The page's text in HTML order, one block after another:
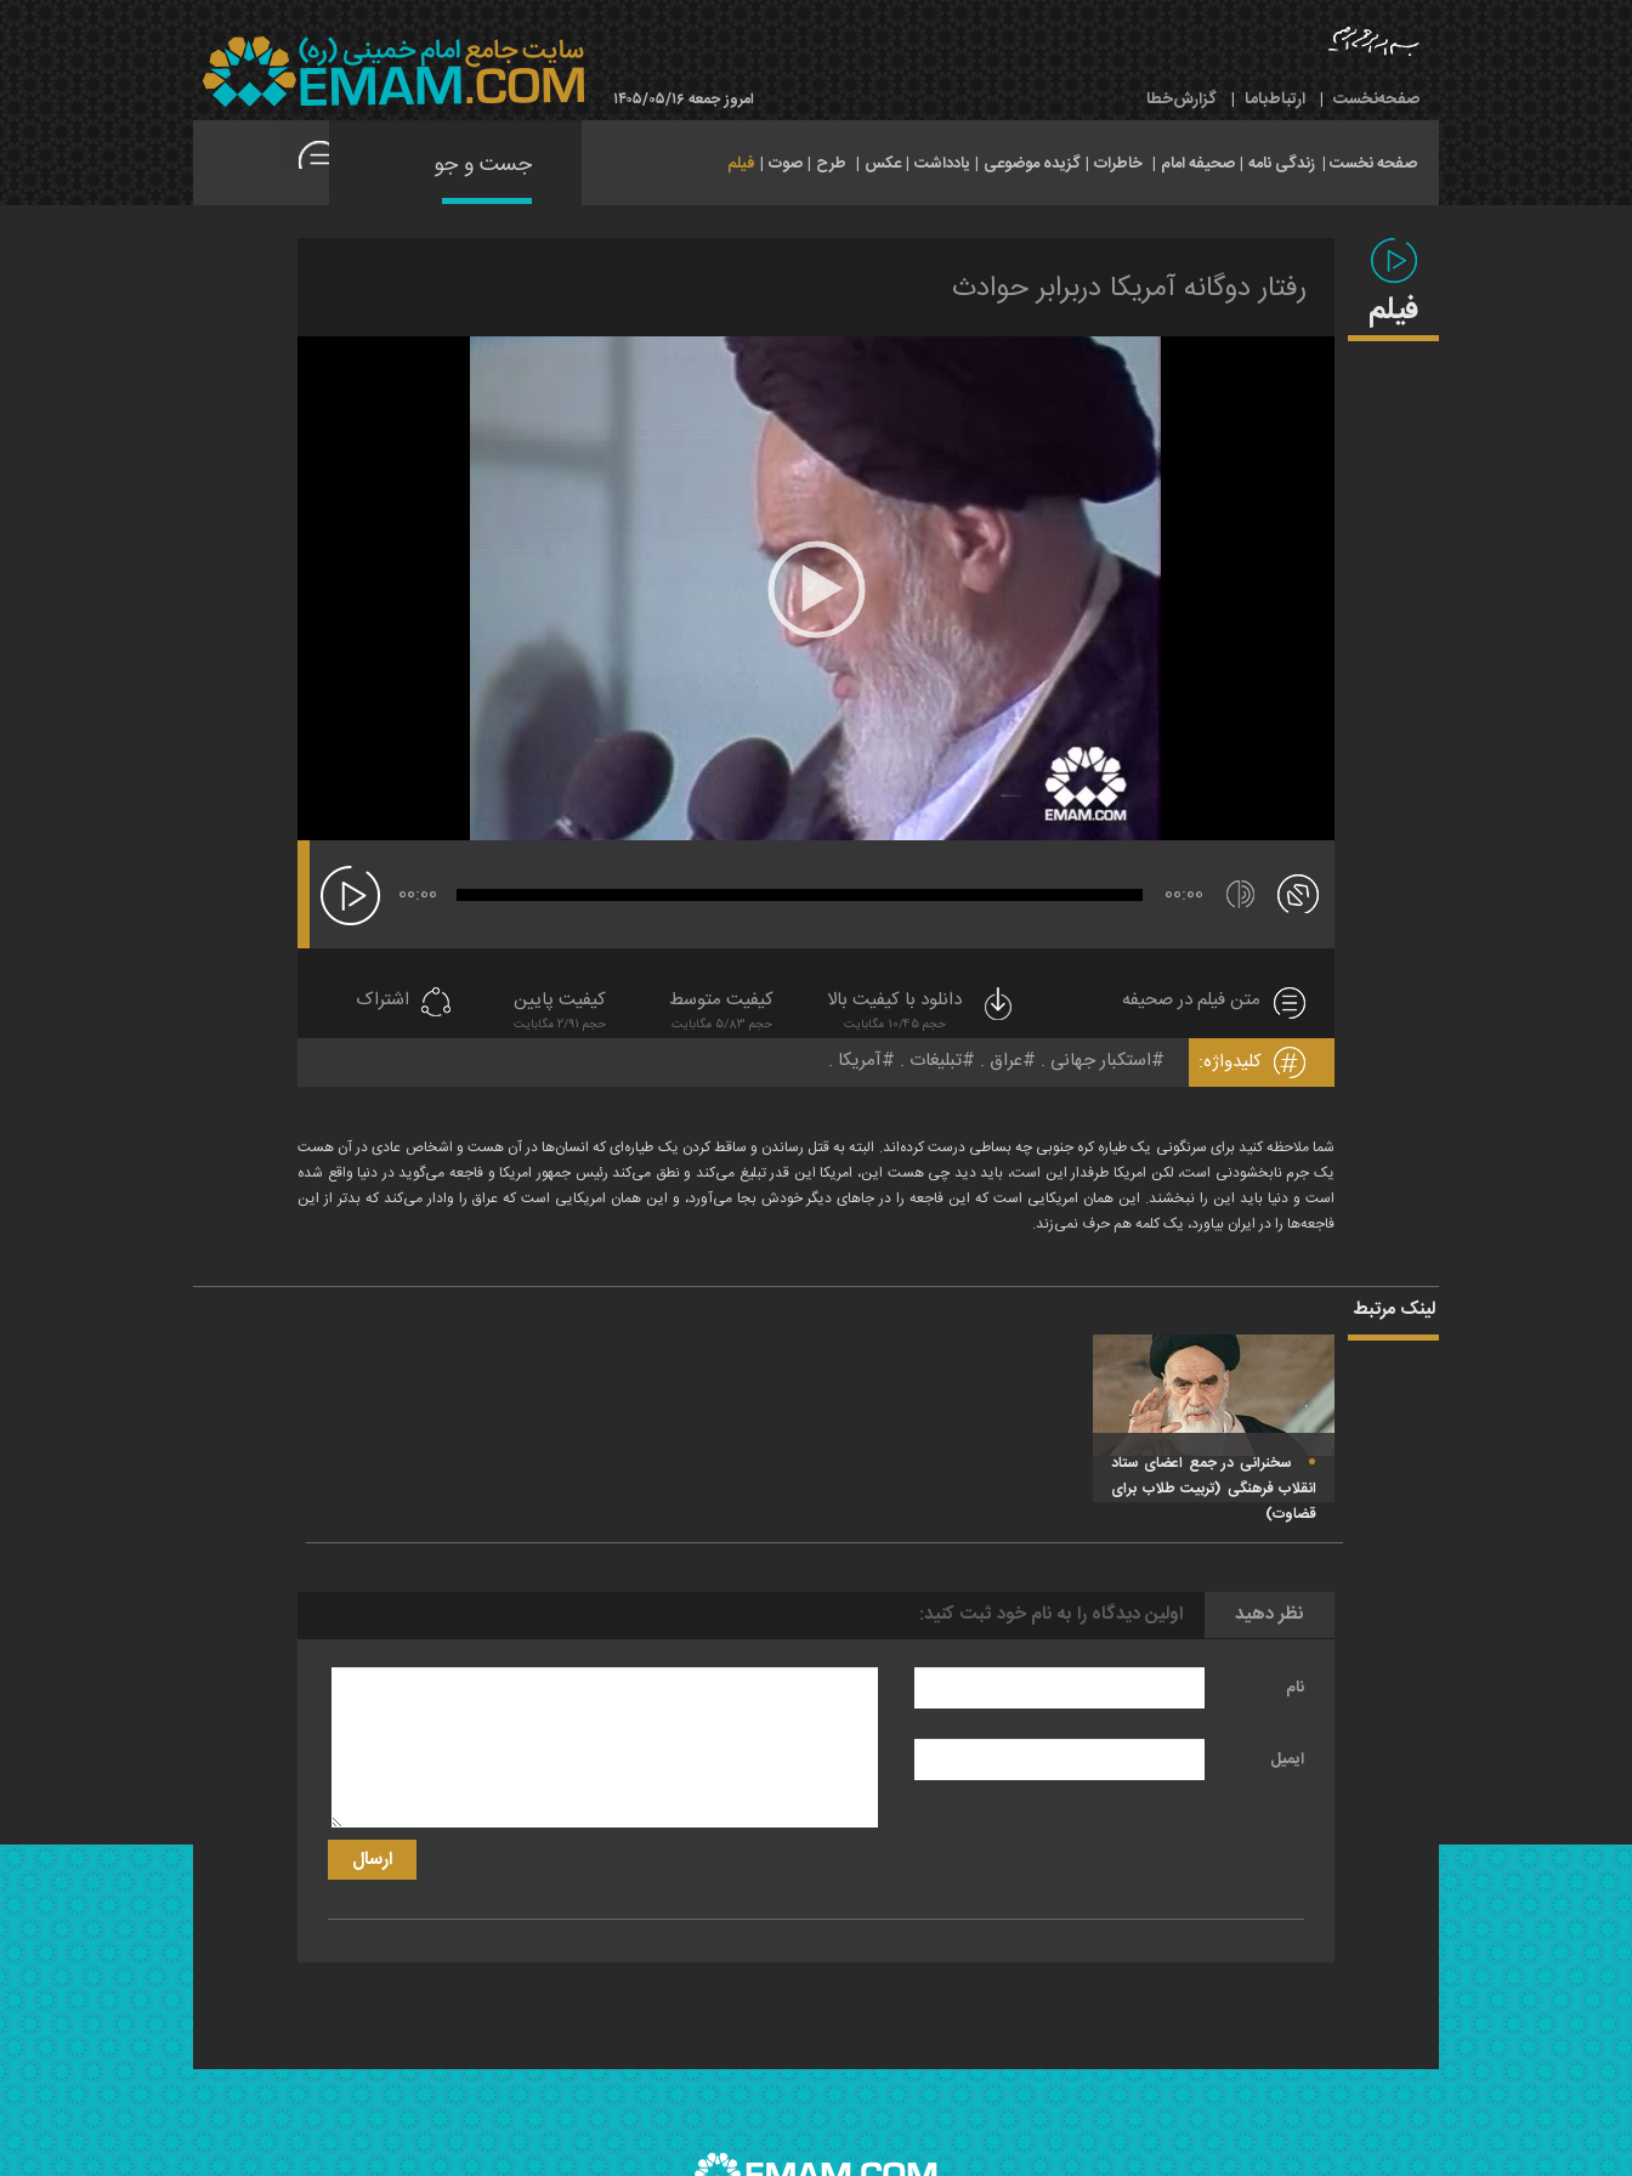
صفحه‌نخست | ارتباط‌با‌ما | گزارش‌خطا امروز جمعه ۱۴۰۵/۰۵/۱۶
صفحه نخست | زندگی نامه |صحیفه امام | خاطرات |گزیده موضوعی | یادداشت |عکس | طرح |صوت | فیلم
فیلم رفتار دوگانه آمریکا دربرابر حوادث
00:00 00:00
متن فیلم در صحیفه دانلود با کیفیت بالا
حجم 10/45 مگابایت
کیفیت متوسط
حجم 5/83 مگابایت
کیفیت پایین
حجم 2/91 مگابایت
اشتراک
کلیدواژه: استکبار جهانی عراق تبلیغات آمریکا
شما ملاحظه کنید برای سرنگونی یک طیاره کره جنوبی چه بساطی درست کرده‌اند. البته به قتل رساندن و ساقط کردن یک طیاره‌ای که انسان‌ها در آن هست و اشخاص عادی در آن هست
یک جرم نابخشودنی‌ است، لکن امریکا طرفدار این است، باید دید چی هست این، امریکا این قدر تبلیغ می‌کند و نطق می‌کند رئیس جمهور امریکا و فاجعه می‌گوید در دنیا واقع شده
است و دنیا باید این را نبخشند. این همان امریکایی است که این فاجعه را در جاهای دیگر خودش بجا می‌آورد، و این همان امریکایی است که عراق را وادار می‌کند که بدتر از این
فاجعه‌ها را در ایران بیاورد، یک کلمه هم حرف نمی‌زند.
لینک مرتبط
سخنرانی در جمع اعضای ستاد
انقلاب فرهنگی (تربیت طلاب برای
قضاوت)
نظر دهید اولین دیدگاه را به نام خود ثبت کنید:
نام
ایمیل